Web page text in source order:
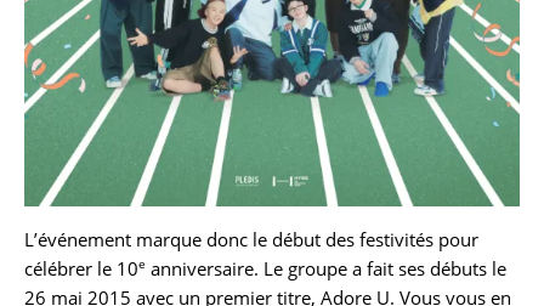
L’événement marque donc le début des festivités pour
célébrer le 10e anniversaire. Le groupe a fait ses débuts le
26 mai 2015 avec un premier titre, Adore U. Vous vous en